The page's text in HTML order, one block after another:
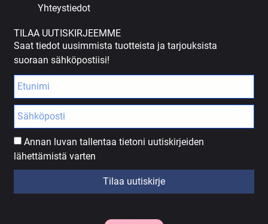
Yhteystiedot
TILAA UUTISKIRJEEMME
Saat tiedot uusimmista tuotteista ja tarjouksista
suoraan sähköpostiisi!
Annan luvan tallentaa tietoni uutiskirjeiden
lähettämistä varten
Tilaa uutiskirje